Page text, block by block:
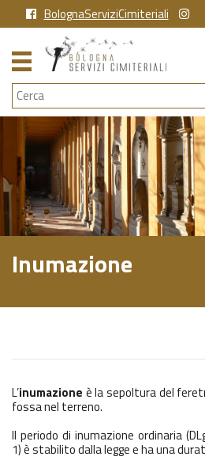
BolognaServiziCimiteriali
Cerca
Inumazione
L’inumazione è la sepoltura del
fossa nel terreno.
Il periodo di inumazione ordinaria
1) è stabilito dalla legge e ha una